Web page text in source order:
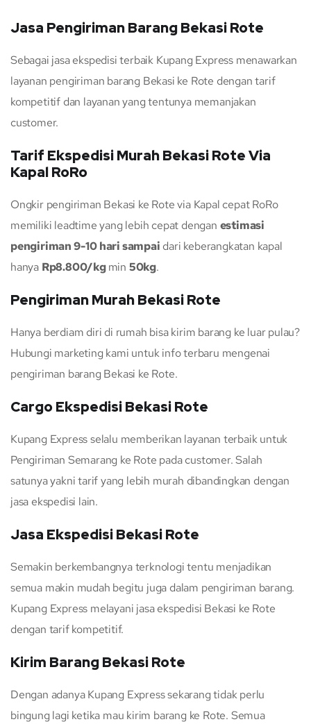
Jasa Pengiriman Barang Bekasi Rote
Sebagai jasa ekspedisi terbaik Kupang Express menawarkan
layanan pengiriman barang Bekasi ke Rote dengan tarif
kompetitif dan layanan yang tentunya memanjakan
customer.
Tarif Ekspedisi Murah Bekasi Rote Via
Kapal RoRo
Ongkir pengiriman Bekasi ke Rote via Kapal cepat RoRo
memiliki leadtime yang lebih cepat dengan estimasi
pengiriman 9-10 hari sampai dari keberangkatan kapal
hanya Rp8.800/kgmin 50kg.
Pengiriman Murah Bekasi Rote
Hanya berdiam diri di rumah bisa kirim barang ke luar pulau?
Hubungi marketing kami untuk info terbaru mengenai
pengiriman barang Bekasi ke Rote.
Cargo Ekspedisi Bekasi Rote
Kupang Express selalu memberikan layanan terbaik untuk
Pengiriman Semarang ke Rote pada customer. Salah
satunya yakni tarif yang lebih murah dibandingkan dengan
jasa ekspedisi lain.
Jasa Ekspedisi Bekasi Rote
Semakin berkembangnya terknologi tentu menjadikan
semua makin mudah begitu juga dalam pengiriman barang.
Kupang Express melayani jasa ekspedisi Bekasi ke Rote
dengan tarif kompetitif.
Kirim Barang Bekasi Rote
Dengan adanya Kupang Express sekarang tidak perlu
bingung lagi ketika mau kirim barang ke Rote. Semua